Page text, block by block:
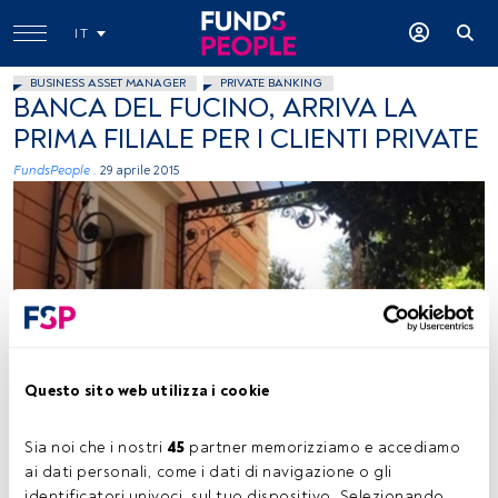
Questo sito web utilizza i cookie
Sia noi che i nostri 45 partner memorizziamo e accediamo
ai dati personali, come i dati di navigazione o gli
IT
BUSINESS ASSET MANAGER PRIVATE BANKING
BANCA DEL FUCINO, ARRIVA LA
PRIMA FILIALE PER I CLIENTI PRIVATE
FundsPeople . 29 aprile 2015